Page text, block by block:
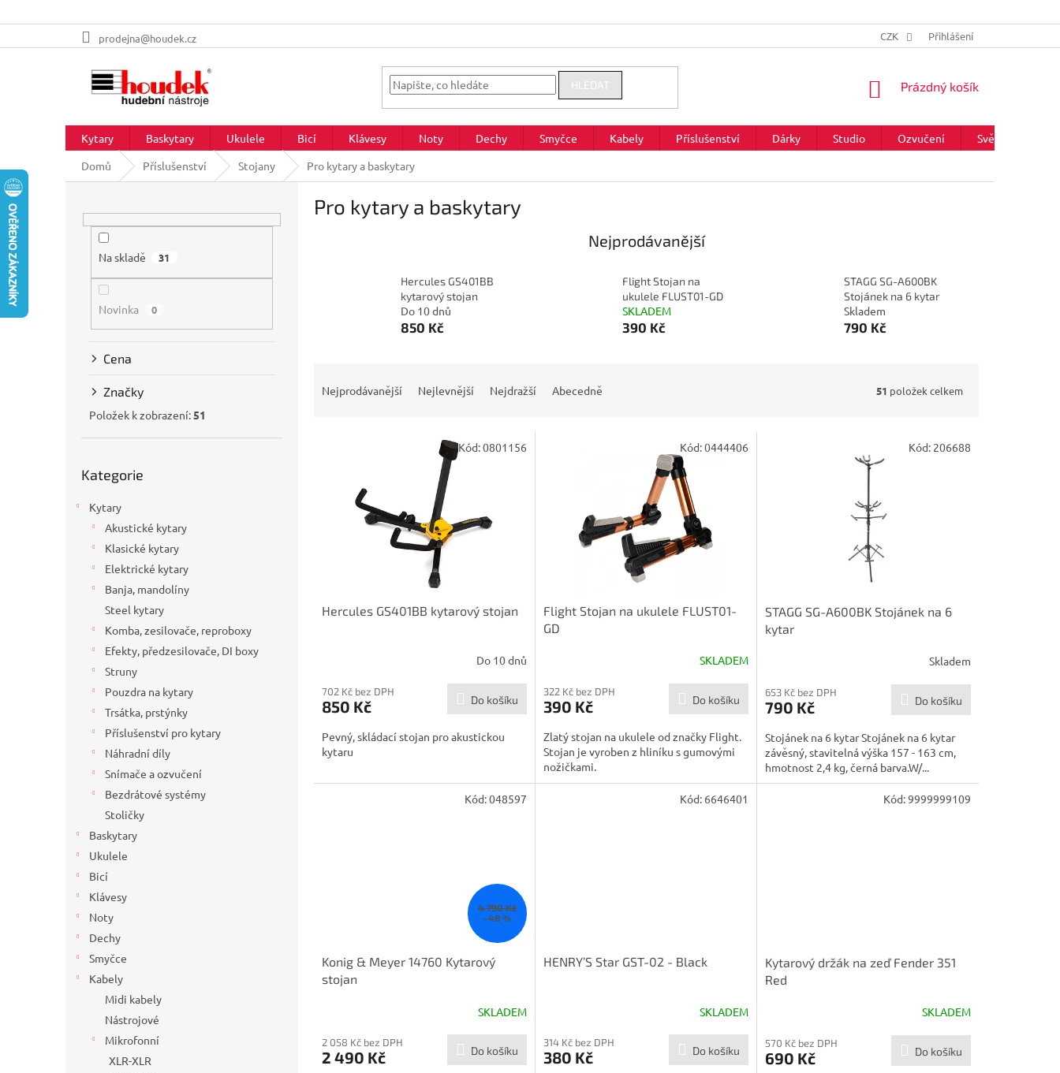
na
prodejna@houdek.cz CZK Přihlášení
HLEDAT
NÁKUPNÍ
Prázdný košík
Kytary Baskytary Ukulele Bicí Klávesy Noty Dechy Smyčce Kabely Příslušenství Dárky Studio Ozvučení Světla
Domů
Příslušenství Stojany Pro kytary a baskytary
Na skladě 31
Novinka 0
Cena
Značky
Položek k zobrazení:51
kategorie
Kategorie
Kytary
Akustické kytary
Klasické kytary
Elektrické kytary
Banja, mandolíny
Steel kytary
Komba, zesilovače, reproboxy
Efekty, předzesilovače, DI boxy
Struny
Pouzdra na kytary
Trsátka, prstýnky
Příslušenství pro kytary
Náhradní díly
Snímače a ozvučení
Bezdrátové systémy
Stoličky
Baskytary
Ukulele
Bicí
Klávesy
Noty
Dechy
Smyčce
Kabely
Midi kabely
Nástrojové
Mikrofonní
XLR-XLR
Pro kytary a baskytary
Nejprodávanější
Hercules GS401BB
kytarový stojan
Do 10 dnů
850 Kč
Flight Stojan na
ukulele FLUST01-GD
SKLADEM
390 Kč
STAGG SG-A600BK
Stojánek na 6 kytar
Skladem
790 Kč
Nejprodávanější Nejlevnější Nejdražší Abecedně 51 položek celkem
Hercules GS401BB kytarový stojan
Do 10 dnů
702 Kč bez DPH
850 Kč Do košíku
Pevný, skládací stojan pro akustickou
kytaru
Kód:0801156
Flight Stojan na ukulele FLUST01-
GD
SKLADEM
322 Kč bez DPH
390 Kč Do košíku
Zlatý stojan na ukulele od značky Flight.
Stojan je vyroben z hliníku s gumovými
nožičkami.
Kód:0444406
STAGG SG-A600BK Stojánek na 6
kytar
Skladem
653 Kč bez DPH
790 Kč Do košíku
Stojánek na 6 kytar Stojánek na 6 kytar
závěsný, stavitelná výška 157 - 163 cm,
hmotnost 2,4 kg, černá barva.W/...
Kód: 206688
4 790 Kč
–48 %
Konig & Meyer 14760 Kytarový
stojan
SKLADEM
2 058 Kč bez DPH
2 490 Kč Do košíku
Kód:048597
HENRY’S Star GST-02 - Black
SKLADEM
314 Kč bez DPH
380 Kč Do košíku
Kód: 6646401
Kytarový držák na zeď Fender 351
Red
SKLADEM
570 Kč bez DPH
690 Kč Do košíku
Kód:9999999109